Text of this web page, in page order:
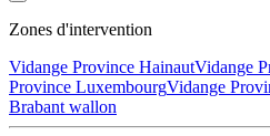
Zones d'intervention
Vidange Province HainautVidange
Province LuxembourgVidange
Brabant wallon